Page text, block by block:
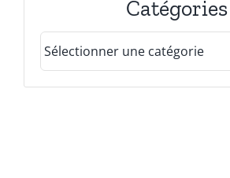
Catégories
Catégories